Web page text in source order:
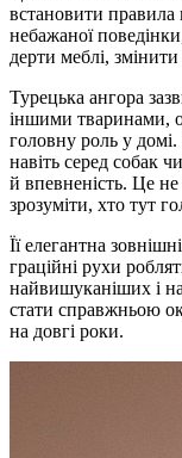
встановити
небажаної
дерти меблі,
Турецька ангора
іншими тваринами,
головну роль у
навіть серед собак
й впевненість. Це
зрозуміти, хто тут
Її елегантна
граційні рухи
найвишуканіших і
стати справжньою
на довгі роки.